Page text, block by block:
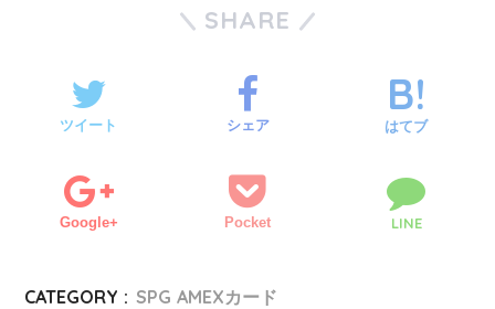
SHARE
ツイート シェア はてブ
Google+ Pocket LINE
CATEGORY : SPG AMEXカード